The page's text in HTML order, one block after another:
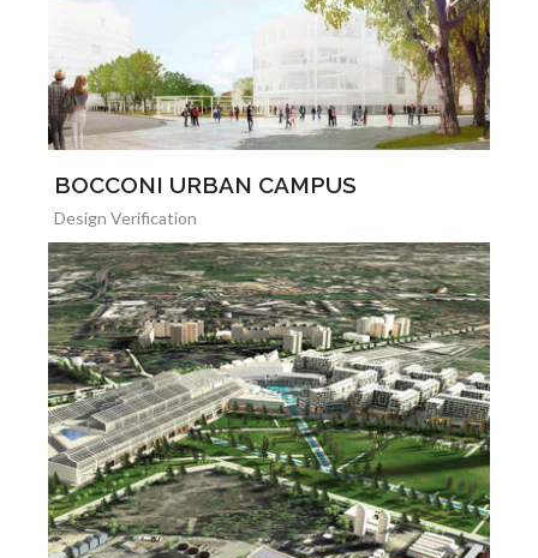
BOCCONI URBAN CAMPUS
Design Verification